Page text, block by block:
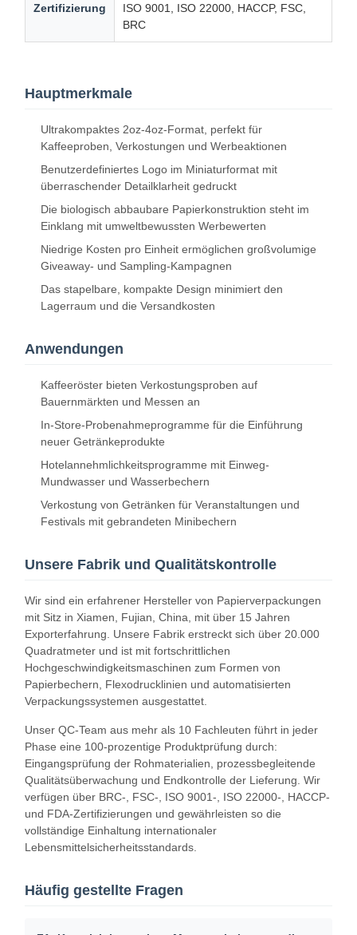
Qualitätskont
Rolle
Kontakt Mit
Uns
Neuigkeiten
Plaudern Sie
Jetzt
Papierkaffeetasse
Wegwerf-PAPIERschüssel
Zertifizierung
ISO 9001, ISO 22000, HACCP, FSC,
BRC
Hauptmerkmale
Ultrakompaktes 2oz-4oz-Format, perfekt für
Kaffeeproben, Verkostungen und Werbeaktionen
Benutzerdefiniertes Logo im Miniaturformat mit
überraschender Detailklarheit gedruckt
Die biologisch abbaubare Papierkonstruktion steht im
Einklang mit umweltbewussten Werbewerten
Niedrige Kosten pro Einheit ermöglichen großvolumige
Giveaway- und Sampling-Kampagnen
Das stapelbare, kompakte Design minimiert den
Lagerraum und die Versandkosten
Anwendungen
Kaffeeröster bieten Verkostungsproben auf
Bauernmärkten und Messen an
In-Store-Probenahmeprogramme für die Einführung
neuer Getränkeprodukte
Hotelannehmlichkeitsprogramme mit Einweg-
Mundwasser und Wasserbechern
Verkostung von Getränken für Veranstaltungen und
Festivals mit gebrandeten Minibechern
Unsere Fabrik und Qualitätskontrolle
Wir sind ein erfahrener Hersteller von Papierverpackungen
mit Sitz in Xiamen, Fujian, China, mit über 15 Jahren
Exporterfahrung. Unsere Fabrik erstreckt sich über 20.000
Quadratmeter und ist mit fortschrittlichen
Hochgeschwindigkeitsmaschinen zum Formen von
Papierbechern, Flexodrucklinien und automatisierten
Verpackungssystemen ausgestattet.
Unser QC-Team aus mehr als 10 Fachleuten führt in jeder
Phase eine 100-prozentige Produktprüfung durch:
Eingangsprüfung der Rohmaterialien, prozessbegleitende
Qualitätsüberwachung und Endkontrolle der Lieferung. Wir
verfügen über BRC-, FSC-, ISO 9001-, ISO 22000-, HACCP-
und FDA-Zertifizierungen und gewährleisten so die
vollständige Einhaltung internationaler
Lebensmittelsicherheitsstandards.
Häufig gestellte Fragen